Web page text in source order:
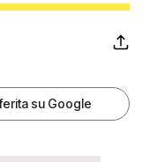
su Google